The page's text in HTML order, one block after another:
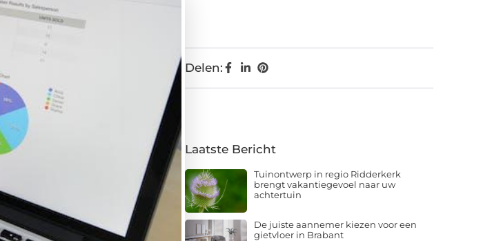
Delen:
Laatste Bericht
Tuinontwerp in regio Ridderkerk
brengt vakantiegevoel naar uw
achtertuin
De juiste aannemer kiezen voor een
gietvloer in Brabant